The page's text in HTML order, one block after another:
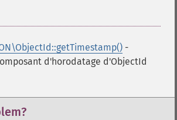
-
d'horodatage d'ObjectId